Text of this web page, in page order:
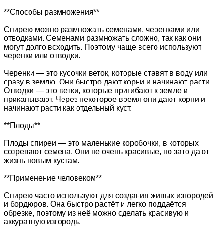
**Способы размножения**
Спирею можно размножать семенами, черенками или
отводками. Семенами размножать сложно, так как они
могут долго всходить. Поэтому чаще всего используют
черенки или отводки.
Черенки — это кусочки веток, которые ставят в воду или
сразу в землю. Они быстро дают корни и начинают расти.
Отводки — это ветки, которые пригибают к земле и
прикапывают. Через некоторое время они дают корни и
начинают расти как отдельный куст.
**Плоды**
Плоды спиреи — это маленькие коробочки, в которых
созревают семена. Они не очень красивые, но зато дают
жизнь новым кустам.
**Применение человеком**
Спирею часто используют для создания живых изгородей
и бордюров. Она быстро растёт и легко поддаётся
обрезке, поэтому из неё можно сделать красивую и
аккуратную изгородь.